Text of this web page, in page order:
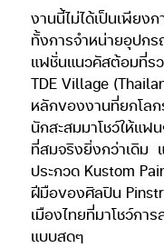
งานนี้ไม่ได้เป็นเพียง
ทั้งการจำหน่ายอุปก
แฟชั่นแนวคัสต้อมที่ร
TDE Village
หลักของงานที่ยกโลก
นักสะสมมาโชว์ให้แฟ
ที่สมจริงยิ่งกว่าเดิม
ประกวด Kustom
ฝีมือของศิลปิน
เมืองไทยที่มาโชว์กา
แบบสดๆ